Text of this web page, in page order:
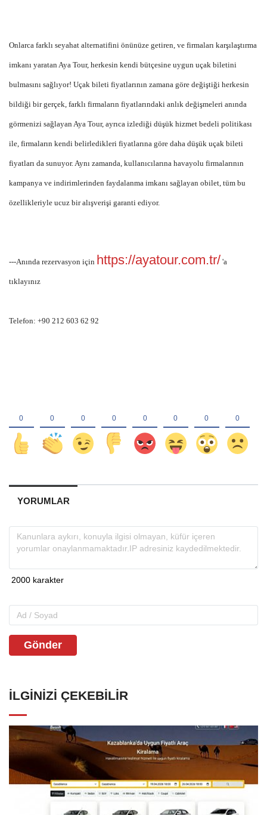
Onlarca farklı seyahat alternatifini önünüze getiren, ve firmaları karşılaştırma
imkanı yaratan Aya Tour, herkesin kendi bütçesine uygun uçak biletini
bulmasını sağlıyor! Uçak bileti fiyatlarının zamana göre değiştiği herkesin
bildiği bir gerçek, farklı firmaların fiyatlarındaki anlık değişmeleri anında
görmenizi sağlayan Aya Tour, ayrıca izlediği düşük hizmet bedeli politikası
ile, firmaların kendi belirledikleri fiyatlarına göre daha düşük uçak bileti
fiyatları da sunuyor. Aynı zamanda, kullanıcılarına havayolu firmalarının
kampanya ve indirimlerinden faydalanma imkanı sağlayan obilet, tüm bu
özellikleriyle ucuz bir alışverişi garanti ediyor.
---Anında rezervasyon için https://ayatour.com.tr/ 'a
tıklayınız
Telefon: +90 212 603 62 92
YORUMLAR
Gönder
İLGINIZI ÇEKEBILIR